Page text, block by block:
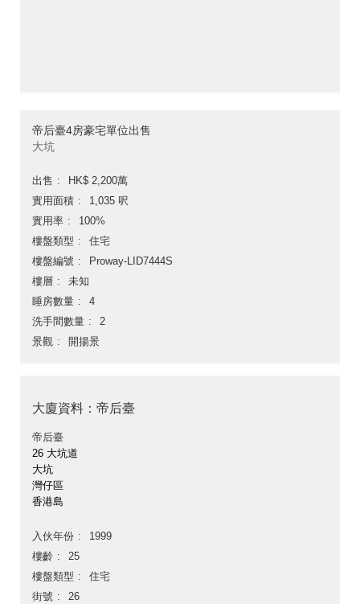
帝后臺4房豪宅單位出售
大坑
出售
HK$ 2,200萬
實用面積
1,035 呎
實用率
100%
樓盤類型
住宅
樓盤編號
Proway-LID7444S
樓層
未知
睡房數量
4
洗手間數量
2
景觀
開揚景
大廈資料：帝后臺
帝后臺
26 大坑道
大坑
灣仔區
香港島
入伙年份
1999
樓齡
25
樓盤類型
住宅
街號
26